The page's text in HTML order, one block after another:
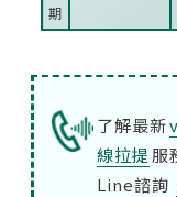
期
了解最新
線拉提 服
Line諮詢